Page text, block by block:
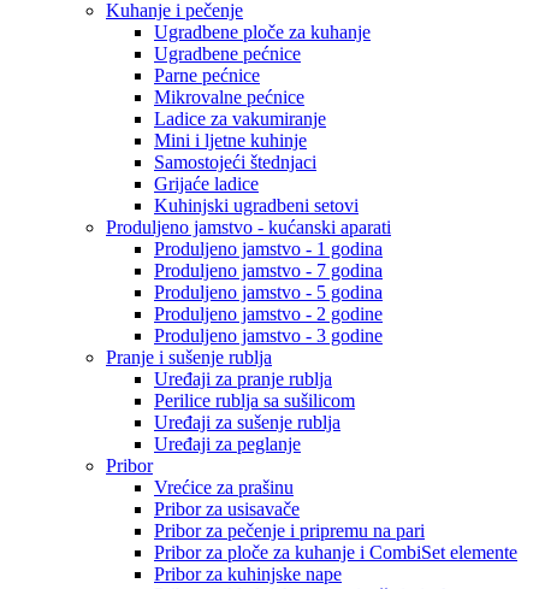
Kuhanje i pečenje
Ugradbene ploče za kuhanje
Ugradbene pećnice
Parne pećnice
Mikrovalne pećnice
Ladice za vakumiranje
Mini i ljetne kuhinje
Samostojeći štednjaci
Grijaće ladice
Kuhinjski ugradbeni setovi
Produljeno jamstvo - kućanski aparati
Produljeno jamstvo - 1 godina
Produljeno jamstvo - 7 godina
Produljeno jamstvo - 5 godina
Produljeno jamstvo - 2 godine
Produljeno jamstvo - 3 godine
Pranje i sušenje rublja
Uređaji za pranje rublja
Perilice rublja sa sušilicom
Uređaji za sušenje rublja
Uređaji za peglanje
Pribor
Vrećice za prašinu
Pribor za usisavače
Pribor za pečenje i pripremu na pari
Pribor za ploče za kuhanje i CombiSet elemente
Pribor za kuhinjske nape